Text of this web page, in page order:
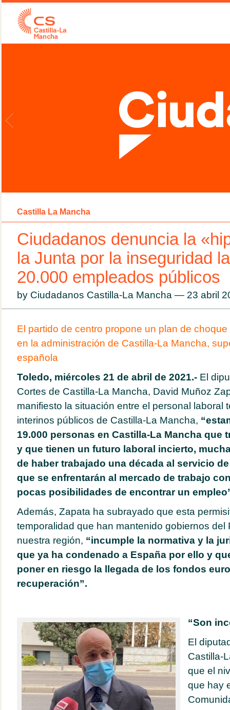
Castilla La Mancha
Ciudadanos denuncia la
la Junta por la inseguridad
20.000 empleados públicos
by Ciudadanos Castilla-La Mancha — 23 abril
El partido de centro propone un plan de
en la administración de Castilla-La Mancha,
española
Toledo, miércoles 21 de abril de 2021.-El
Cortes de Castilla-La Mancha, David Muñoz
manifiesto la situación entre el personal laboral
interinos públicos de Castilla-La Mancha,
19.000 personas en Castilla-La Mancha que
y que tienen un futuro laboral incierto,
de haber trabajado una década al servicio
que se enfrentarán al mercado de trabajo
pocas posibilidades de encontrar un
Además, Zapata ha subrayado que esta
temporalidad que han mantenido gobiernos del
nuestra región, “incumple la normativa y la
que ya ha condenado a España por ello y
poner en riesgo la llegada de los fondos
recuperación”.
“Son
El
Castilla-
que el
que hay